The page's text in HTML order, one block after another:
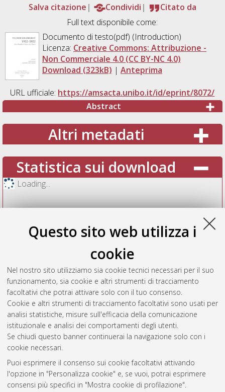
Questo sito web utilizza i
cookie
Nel nostro sito utilizziamo sia cookie tecnici necessari per il suo
funzionamento, sia cookie e altri strumenti di tracciamento
facoltativi che potrai attivare solo con il tuo consenso.
Cookie e altri strumenti di tracciamento facoltativi sono usati per
analisi statistiche, misure sull'efficacia della comunicazione
istituzionale e analisi dei comportamenti degli utenti.
Se chiudi questo banner continuerai la navigazione solo con i
cookie necessari.
Puoi esprimere il consenso sui cookie facoltativi attivando
l'opzione in "Personalizza cookie" e, se vuoi, potrai esprimere
consensi più specifici in "Mostra cookie di profilazione".
Salva citazione
Condividi
Citato da
Full text disponibile come:
Documento di testo(pdf) (Introduction)
Licenza: Creative Commons: Attribuzione -
Non Commerciale 4.0 (CC BY-NC 4.0)
Download (323kB) | Anteprima
URL ufficiale: https://amsacta.unibo.it/id/eprint/8072/
Abstract
Altri metadati
Statistica sui download
Loading...
Vedi altre statistiche
Gestione del documento:
Atom
AMS Acta
ISSN: 2038-7954